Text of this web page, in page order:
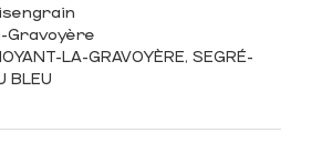
Gravoyère
LA-GRAVOYÈRE, SEGRÉ-
BLEU